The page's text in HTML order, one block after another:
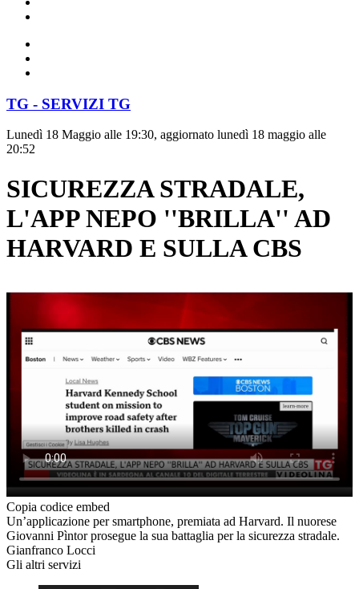
TG - SERVIZI TG
Lunedì 18 Maggio alle 19:30, aggiornato lunedì 18 maggio alle
20:52
SICUREZZA STRADALE,
L'APP NEPO ''BRILLA'' AD
HARVARD E SULLA CBS
Copia codice embed
Un’applicazione per smartphone, premiata ad Harvard. Il nuorese
Giovanni Pìntor prosegue la sua battaglia per la sicurezza stradale.
Gianfranco Locci
Gli altri servizi